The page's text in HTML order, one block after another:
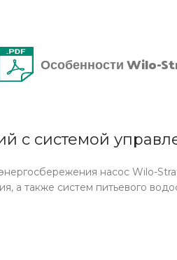
Особенности Wilo-
с системой
насос Wilo-
а также систем питьевого